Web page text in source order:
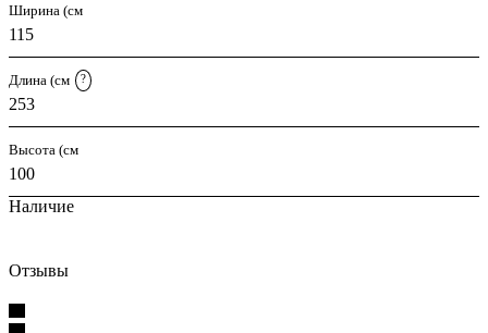
Ширина (см
115
Длина (см ?
253
Высота (см
100
Наличие
Отзывы